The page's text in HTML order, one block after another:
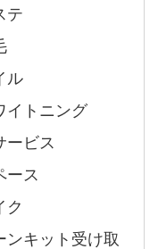
テ
ル
イトニング
ービス
ース
ク
ンキット受け取